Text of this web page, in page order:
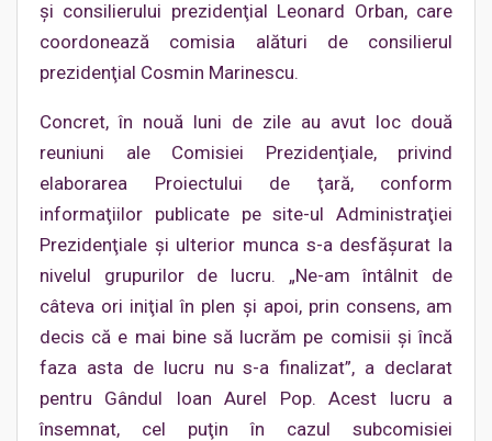
şi consilierului prezidenţial Leonard Orban, care
coordonează comisia alături de consilierul
prezidenţial Cosmin Marinescu.
Concret, în nouă luni de zile au avut loc două
reuniuni ale Comisiei Prezidenţiale, privind
elaborarea Proiectului de ţară, conform
informaţiilor publicate pe site-ul Administraţiei
Prezidenţiale şi ulterior munca s-a desfăşurat la
nivelul grupurilor de lucru. „Ne-am întâlnit de
câteva ori iniţial în plen şi apoi, prin consens, am
decis că e mai bine să lucrăm pe comisii şi încă
faza asta de lucru nu s-a finalizat”, a declarat
pentru Gândul Ioan Aurel Pop. Acest lucru a
însemnat, cel puţin în cazul subcomisiei